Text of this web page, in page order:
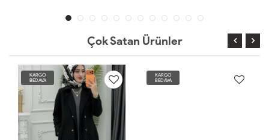
Çok Satan Ürünler
KARGO
BEDAVA
KARGO
BEDAVA